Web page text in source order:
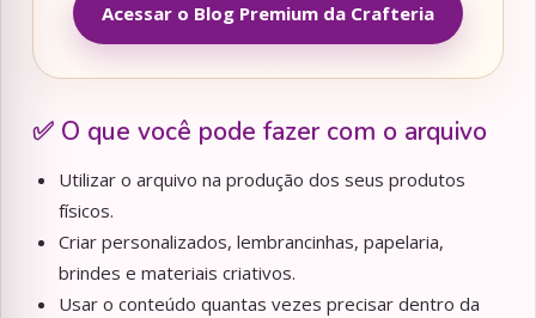
Acessar o Blog Premium da Crafteria
✅ O que você pode fazer com o arquivo
Utilizar o arquivo na produção dos seus produtos
físicos.
Criar personalizados, lembrancinhas, papelaria,
brindes e materiais criativos.
Usar o conteúdo quantas vezes precisar dentro da